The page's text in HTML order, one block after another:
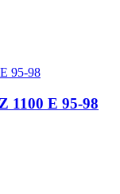
1100 E 95-98